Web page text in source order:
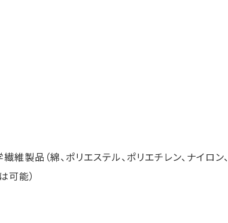
製品（綿、ポリエステル、ポリエチレン、ナイロン、
可能）